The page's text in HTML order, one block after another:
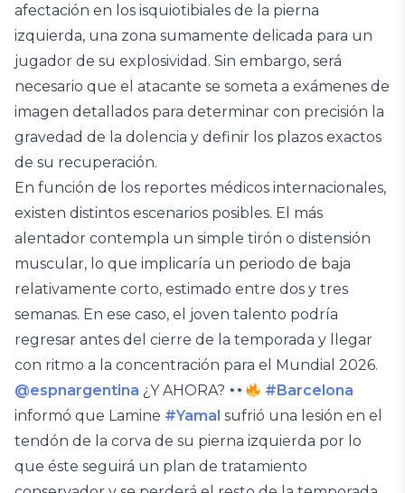
afectación en los isquiotibiales de la pierna
izquierda, una zona sumamente delicada para un
jugador de su explosividad. Sin embargo, será
necesario que el atacante se someta a exámenes de
imagen detallados para determinar con precisión la
gravedad de la dolencia y definir los plazos exactos
de su recuperación.
En función de los reportes médicos internacionales,
existen distintos escenarios posibles. El más
alentador contempla un simple tirón o distensión
muscular, lo que implicaría un periodo de baja
relativamente corto, estimado entre dos y tres
semanas. En ese caso, el joven talento podría
regresar antes del cierre de la temporada y llegar
con ritmo a la concentración para el Mundial 2026.
@espnargentina ¿Y AHORA?
#Barcelona
informó que Lamine #Yamal sufrió una lesión en el
tendón de la corva de su pierna izquierda por lo
que éste seguirá un plan de tratamiento